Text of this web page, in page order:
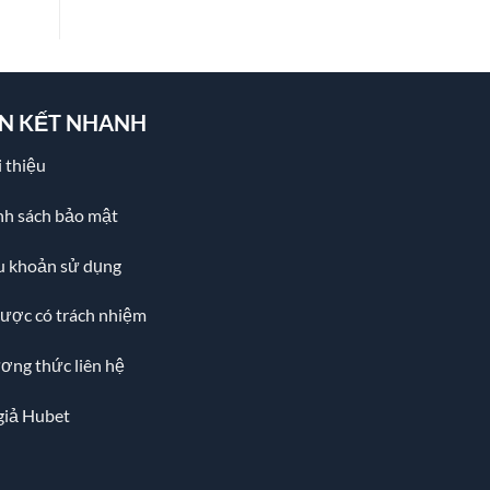
KẾT NHANH
thiệu
sách bảo mật
khoản sử dụng
có trách nhiệm
thức liên hệ
Hubet